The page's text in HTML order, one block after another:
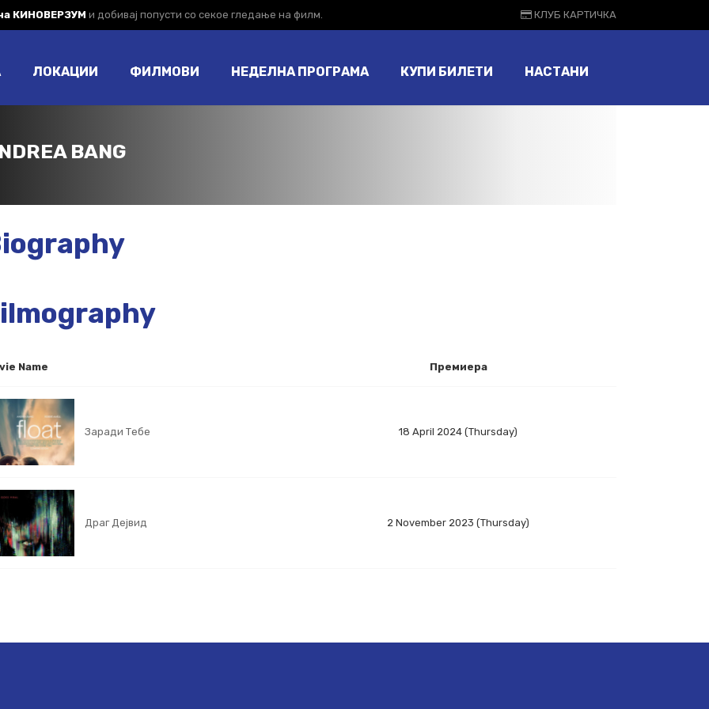
КИНОВЕРЗУМ и добивај попусти со секое гледање на филм. КЛУБ КАРТИЧКА
ЛОКАЦИИ ФИЛМОВИ НЕДЕЛНА ПРОГРАМА КУПИ БИЛЕТИ НАСТАНИ
BANG
Name Премиера
Заради Тебе 18 April 2024 (Thursday)
Драг Дејвид 2 November 2023 (Thursday)